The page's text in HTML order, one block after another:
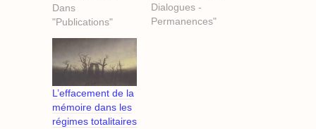
Dans
"Publications"
Dialogues -
Permanences"
L’effacement de la
mémoire dans les
régimes totalitaires